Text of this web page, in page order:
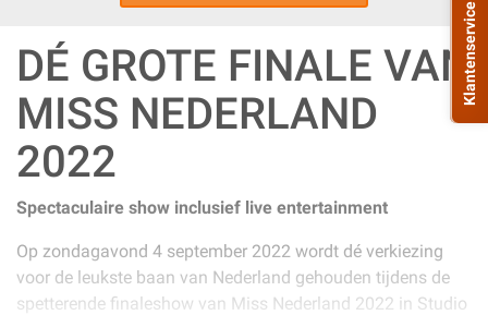
DÉ GROTE FINALE VAN
MISS NEDERLAND
2022
Spectaculaire show inclusief live entertainment
Op zondagavond 4 september 2022 wordt dé verkiezing
voor de leukste baan van Nederland gehouden tijdens de
spetterende finaleshow van Miss Nederland 2022 in Studio
Klantenservice